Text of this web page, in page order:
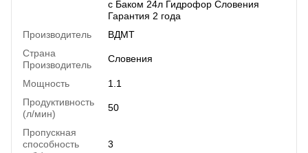
с Баком 24л Гидрофор Словения
Гарантия 2 года
Производитель
ВДМТ
Страна
Производитель
Словения
Мощность
1.1
Продуктивность
(л/мин)
50
Пропускная
способность
3